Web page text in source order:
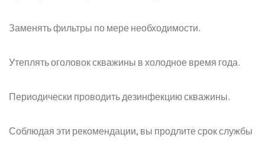
Заменять фильтры по мере необходимости.
Утеплять оголовок скважины в холодное время года.
Периодически проводить дезинфекцию скважины.
Соблюдая эти рекомендации, вы продлите срок службы